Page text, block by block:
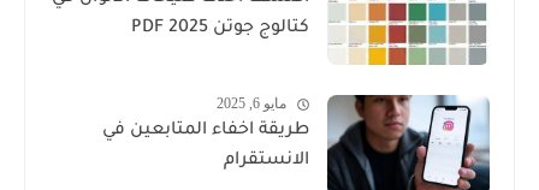
كتالوج جوتن PDF 2025
مايو 6, 2025
طريقة اخفاء المتابعين في
الانستقرام